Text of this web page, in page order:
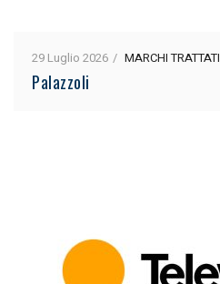
29 Luglio 2026 MARCHI TRATTATI
Palazzoli